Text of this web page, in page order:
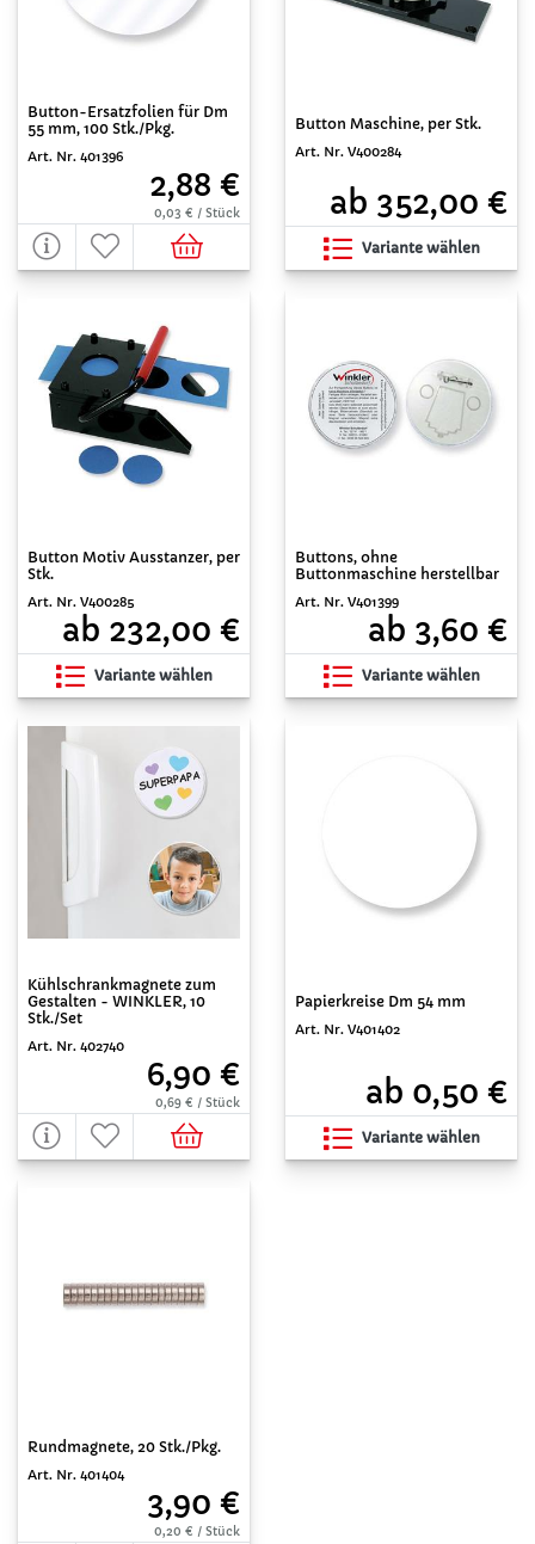
Button-Ersatzfolien für Dm
55 mm, 100 Stk./Pkg.
Art. Nr. 401396
2,88 €
0,03 € / Stück
Button Maschine, per Stk.
Art. Nr. V400284
ab 352,00 €
Variante wählen
Button Motiv Ausstanzer, per
Stk.
Art. Nr. V400285
ab 232,00 €
Variante wählen
Buttons, ohne
Buttonmaschine herstellbar
Art. Nr. V401399
ab 3,60 €
Variante wählen
Kühlschrankmagnete zum
Gestalten - WINKLER, 10
Stk./Set
Art. Nr. 402740
6,90 €
0,69 € / Stück
Papierkreise Dm 54 mm
Art. Nr. V401402
ab 0,50 €
Variante wählen
Rundmagnete, 20 Stk./Pkg.
Art. Nr. 401404
3,90 €
0,20 € / Stück